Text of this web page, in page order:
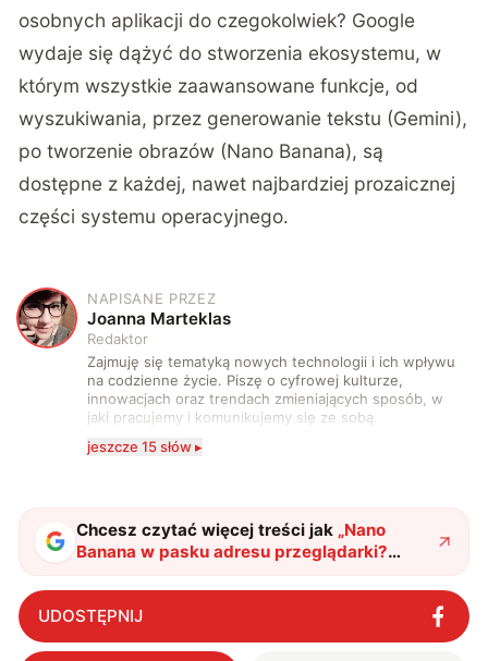
osobnych aplikacji do czegokolwiek? Google
wydaje się dążyć do stworzenia ekosystemu, w
którym wszystkie zaawansowane funkcje, od
wyszukiwania, przez generowanie tekstu (Gemini),
po tworzenie obrazów (Nano Banana), są
dostępne z każdej, nawet najbardziej prozaicznej
części systemu operacyjnego.
J
NAPISANE PRZEZ
Joanna Marteklas
Redaktor
Zajmuję się tematyką nowych technologii i ich wpływu
na codzienne życie. Piszę o cyfrowej kulturze,
innowacjach oraz trendach zmieniających sposób, w
jaki pracujemy i komunikujemy się ze sobą.
technologii a współczesną popkulturą. W wolnych
jeszcze 15 słów ▸
Chcesz czytać więcej treści jak „Nano
Banana w pasku adresu przeglądarki?
Google zmienia Chrome na Androidzie w
generator obrazów AI"?
UDOSTĘPNIJ